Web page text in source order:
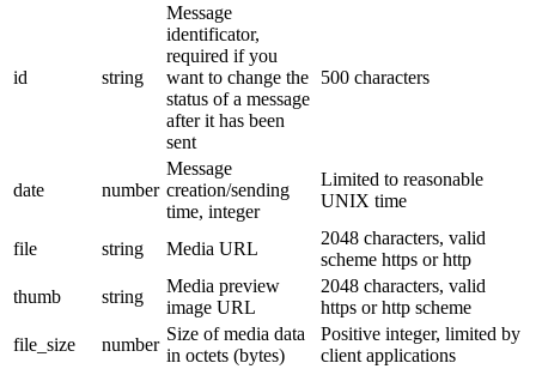
id string
Message
identificator,
required if you
want to change the
status of a message
after it has been
sent
500 characters
date number
Message
creation/sending
time, integer
Limited to reasonable
UNIX time
file string Media URL
2048 characters, valid
scheme https or http
thumb
string
Media preview
image URL
2048 characters, valid
https or http scheme
file_size
number
Size of media data
in octets (bytes)
Positive integer, limited by
client applications